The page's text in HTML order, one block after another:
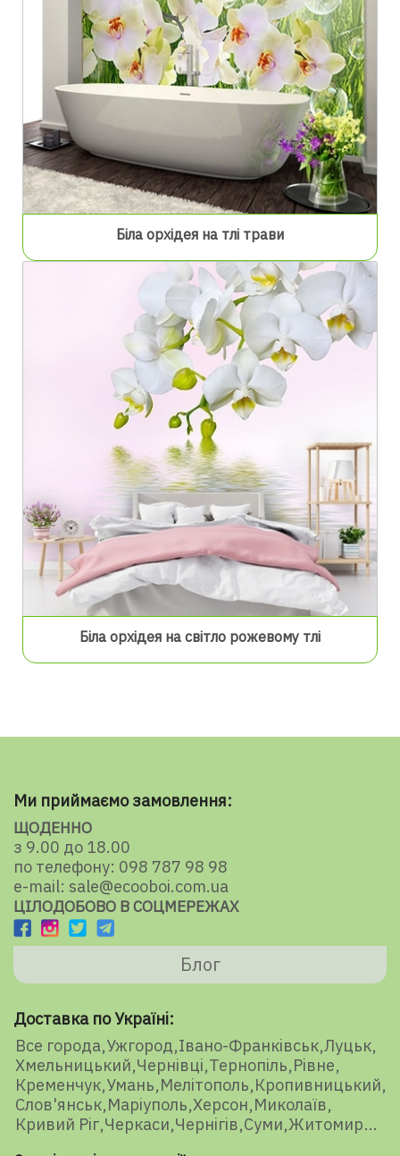
Біла орхідея на тлі трави
Біла орхідея на світло рожевому тлі
Ми приймаємо замовлення:
ЩОДЕННО
з 9.00 до 18.00
по телефону: 098 787 98 98
e-mail: sale@ecooboi.com.ua
ЦІЛОДОБОВО В СОЦМЕРЕЖАХ
Блог
Доставка по Україні:
Все города Ужгород Івано-Франківськ Луцьк
Хмельницький Чернівці Тернопіль Рівне
Кременчук Умань Мелітополь Кропивницький
Слов'янськ Маріуполь Херсон Миколаїв
Кривий Ріг Черкаси Чернігів Суми Житомир